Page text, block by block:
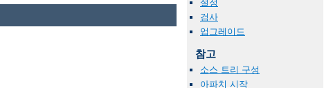
설정
검사
업그레이드
참고
소스 트리 구성
아파치 시작